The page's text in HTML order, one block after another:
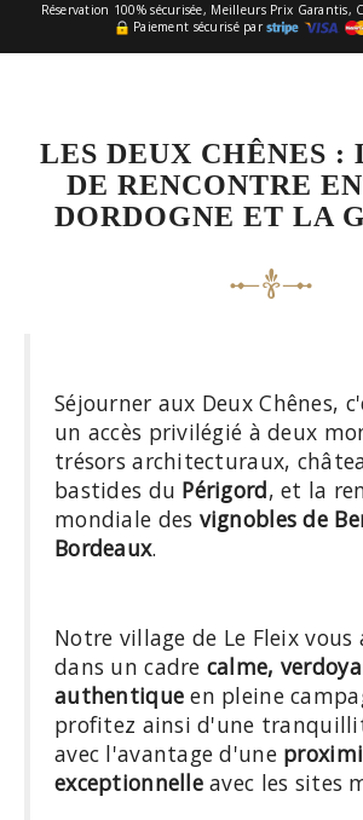
Réservation 100% sécurisée, Meilleurs Prix Garantis,
Paiement sécurisé par
LES DEUX CHÊNES :
DE RENCONTRE
DORDOGNE ET LA
Séjourner aux Deux Chênes,
un accès privilégié à deux
trésors architecturaux,
bastides du Périgord, et la
mondiale des vignobles de
Bordeaux.
Notre village de Le Fleix vous
dans un cadre calme,
authentique en pleine
profitez ainsi d'une
avec l'avantage d'une
exceptionnelleavec les sites